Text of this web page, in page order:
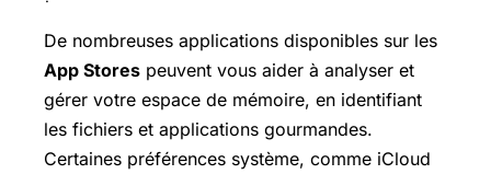
De nombreuses applications disponibles sur les
App Stores peuvent vous aider à analyser et
gérer votre espace de mémoire, en identifiant
les fichiers et applications gourmandes.
Certaines préférences système, comme iCloud